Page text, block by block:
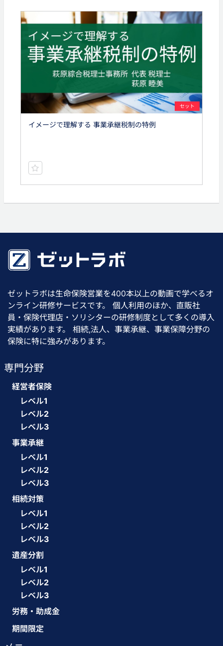
セット
イメージで理解する 事業承継税制の特例
ゼットラボは生命保険営業を400本以上の動画で学べるオ
ンライン研修サービスです。 個人利用のほか、直販社
員・保険代理店・ソリシターの研修制度として多くの導入
実績があります。 相続,法人、事業承継、事業保障分野の
保険に特に強みがあります。
専門分野
経営者保険
レベル1
レベル2
レベル3
事業承継
レベル1
レベル2
レベル3
相続対策
レベル1
レベル2
レベル3
遺産分割
レベル1
レベル2
レベル3
労務・助成金
期間限定